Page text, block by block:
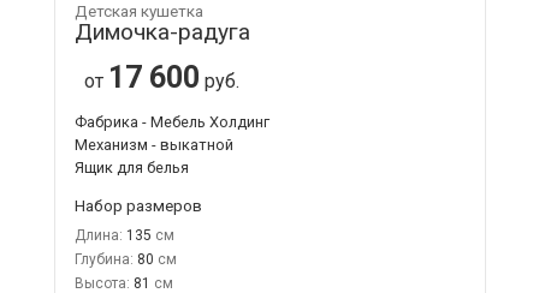
Детская кушетка
Димочка-радуга
от 17 600 руб.
Фабрика - Мебель Холдинг
Механизм - выкатной
Ящик для белья
Набор размеров
Длина: 135
Глубина: 80
Высота: 81